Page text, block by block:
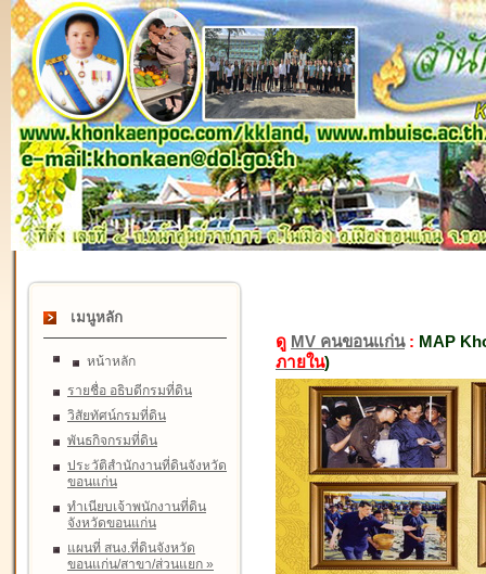
เมนูหลัก
หน้าหลัก
รายชื่อ อธิบดีกรมที่ดิน
วิสัยทัศน์กรมที่ดิน
พันธกิจกรมที่ดิน
ประวัติสำนักงานที่ดินจังหวัด
ขอนแก่น
ทำเนียบเจ้าพนักงานที่ดิน
จังหวัดขอนแก่น
แผนที่ สนง.ที่ดินจังหวัด
ขอนแก่น/สาขา/ส่วนแยก »
ดู MV คนขอนแก่น: MAP
ภายใน)